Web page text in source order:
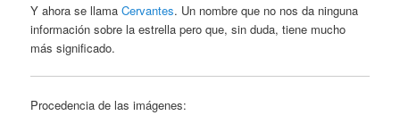
Y ahora se llamaCervantes. Un nombre que no nos da ninguna
información sobre la estrella pero que, sin duda, tiene mucho
más significado.
Procedencia de las imágenes: